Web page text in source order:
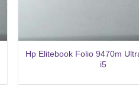
Hp Elitebook Folio 9470m
i5